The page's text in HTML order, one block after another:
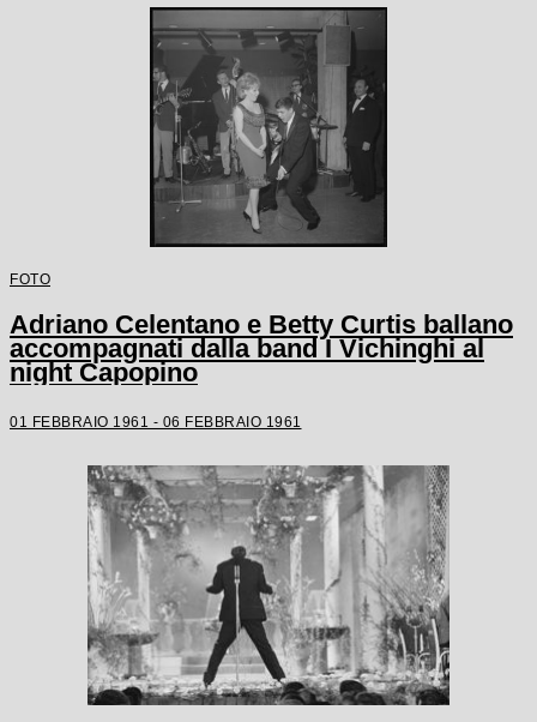
FOTO
Adriano Celentano e Betty Curtis ballano
accompagnati dalla band I Vichinghi al
night Capopino
01 FEBBRAIO 1961 - 06 FEBBRAIO 1961